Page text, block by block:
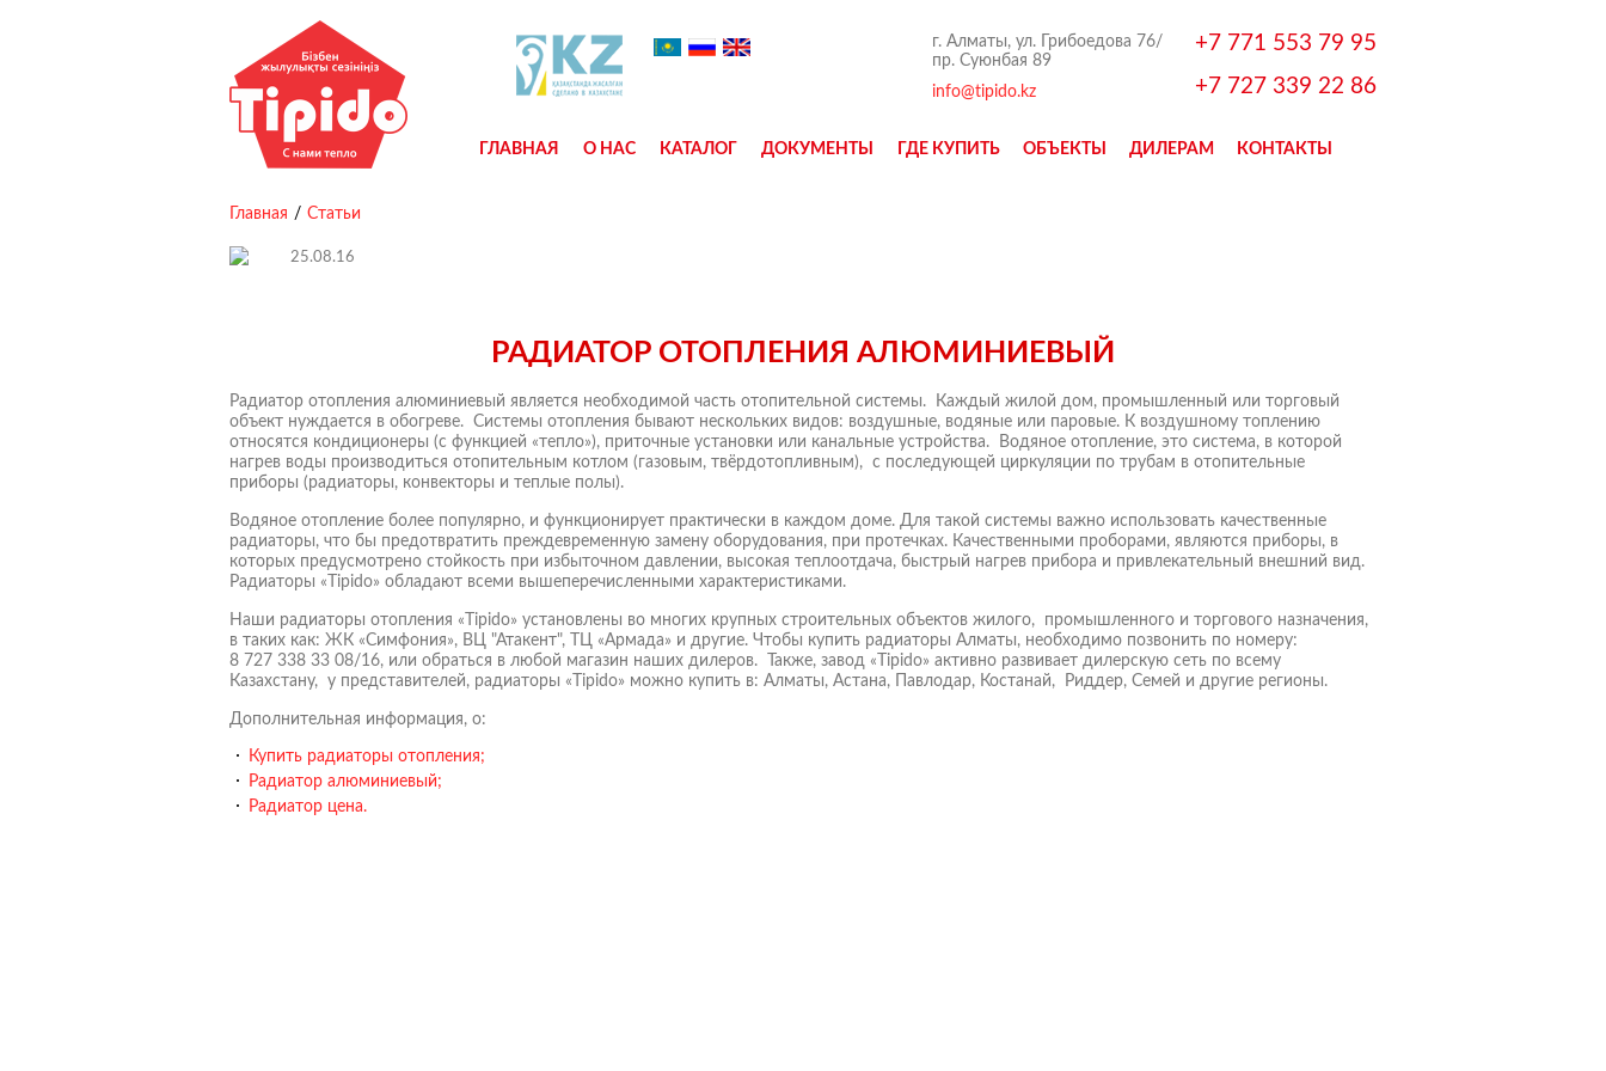
+7 771 553 79 95
+7 727 339 22 86
г. Алматы, ул. Грибоедова 76/
пр. Суюнбая 89
info@tipido.kz
ГЛАВНАЯ О НАС КАТАЛОГ ДОКУМЕНТЫ ГДЕ КУПИТЬ ОБЪЕКТЫ ДИЛЕРАМ КОНТАКТЫ
Главная / Статьи
25.08.16
РАДИАТОР ОТОПЛЕНИЯ АЛЮМИНИЕВЫЙ
Радиатор отопления алюминиевый является необходимой часть отопительной системы. Каждый жилой дом, промышленный или торговый
объект нуждается в обогреве. Системы отопления бывают нескольких видов: воздушные, водяные или паровые. К воздушному топлению
относятся кондиционеры (с функцией «тепло»), приточные установки или канальные устройства. Водяное отопление, это система, в которой
нагрев воды производиться отопительным котлом (газовым, твёрдотопливным), с последующей циркуляции по трубам в отопительные
приборы (радиаторы, конвекторы и теплые полы).
Водяное отопление более популярно, и функционирует практически в каждом доме. Для такой системы важно использовать качественные
радиаторы, что бы предотвратить преждевременную замену оборудования, при протечках. Качественными проборами, являются приборы, в
которых предусмотрено стойкость при избыточном давлении, высокая теплоотдача, быстрый нагрев прибора и привлекательный внешний вид.
Радиаторы «Tipido» обладают всеми вышеперечисленными характеристиками.
Наши радиаторы отопления «Tipido» установлены во многих крупных строительных объектов жилого, промышленного и торгового назначения,
в таких как: ЖК «Симфония», ВЦ "Атакент", ТЦ «Армада» и другие. Чтобы купить радиаторы Алматы, необходимо позвонить по номеру:
8 727 338 33 08/16, или обраться в любой магазин наших дилеров. Также, завод «Tipido» активно развивает дилерскую сеть по всему
Казахстану, у представителей, радиаторы «Tipido» можно купить в: Алматы, Астана, Павлодар, Костанай, Риддер, Семей и другие регионы.
Дополнительная информация, о:
Купить радиаторы отопления;
Радиатор алюминиевый;
Радиатор цена.